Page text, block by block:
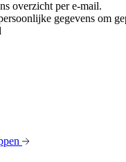
overzicht per e-mail.
gegevens om